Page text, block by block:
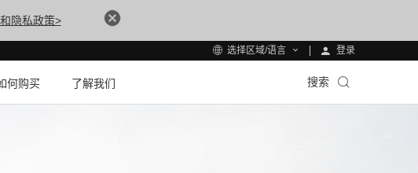
隐私政策>
选择区域/语言 登录
何购买 了解我们 搜索